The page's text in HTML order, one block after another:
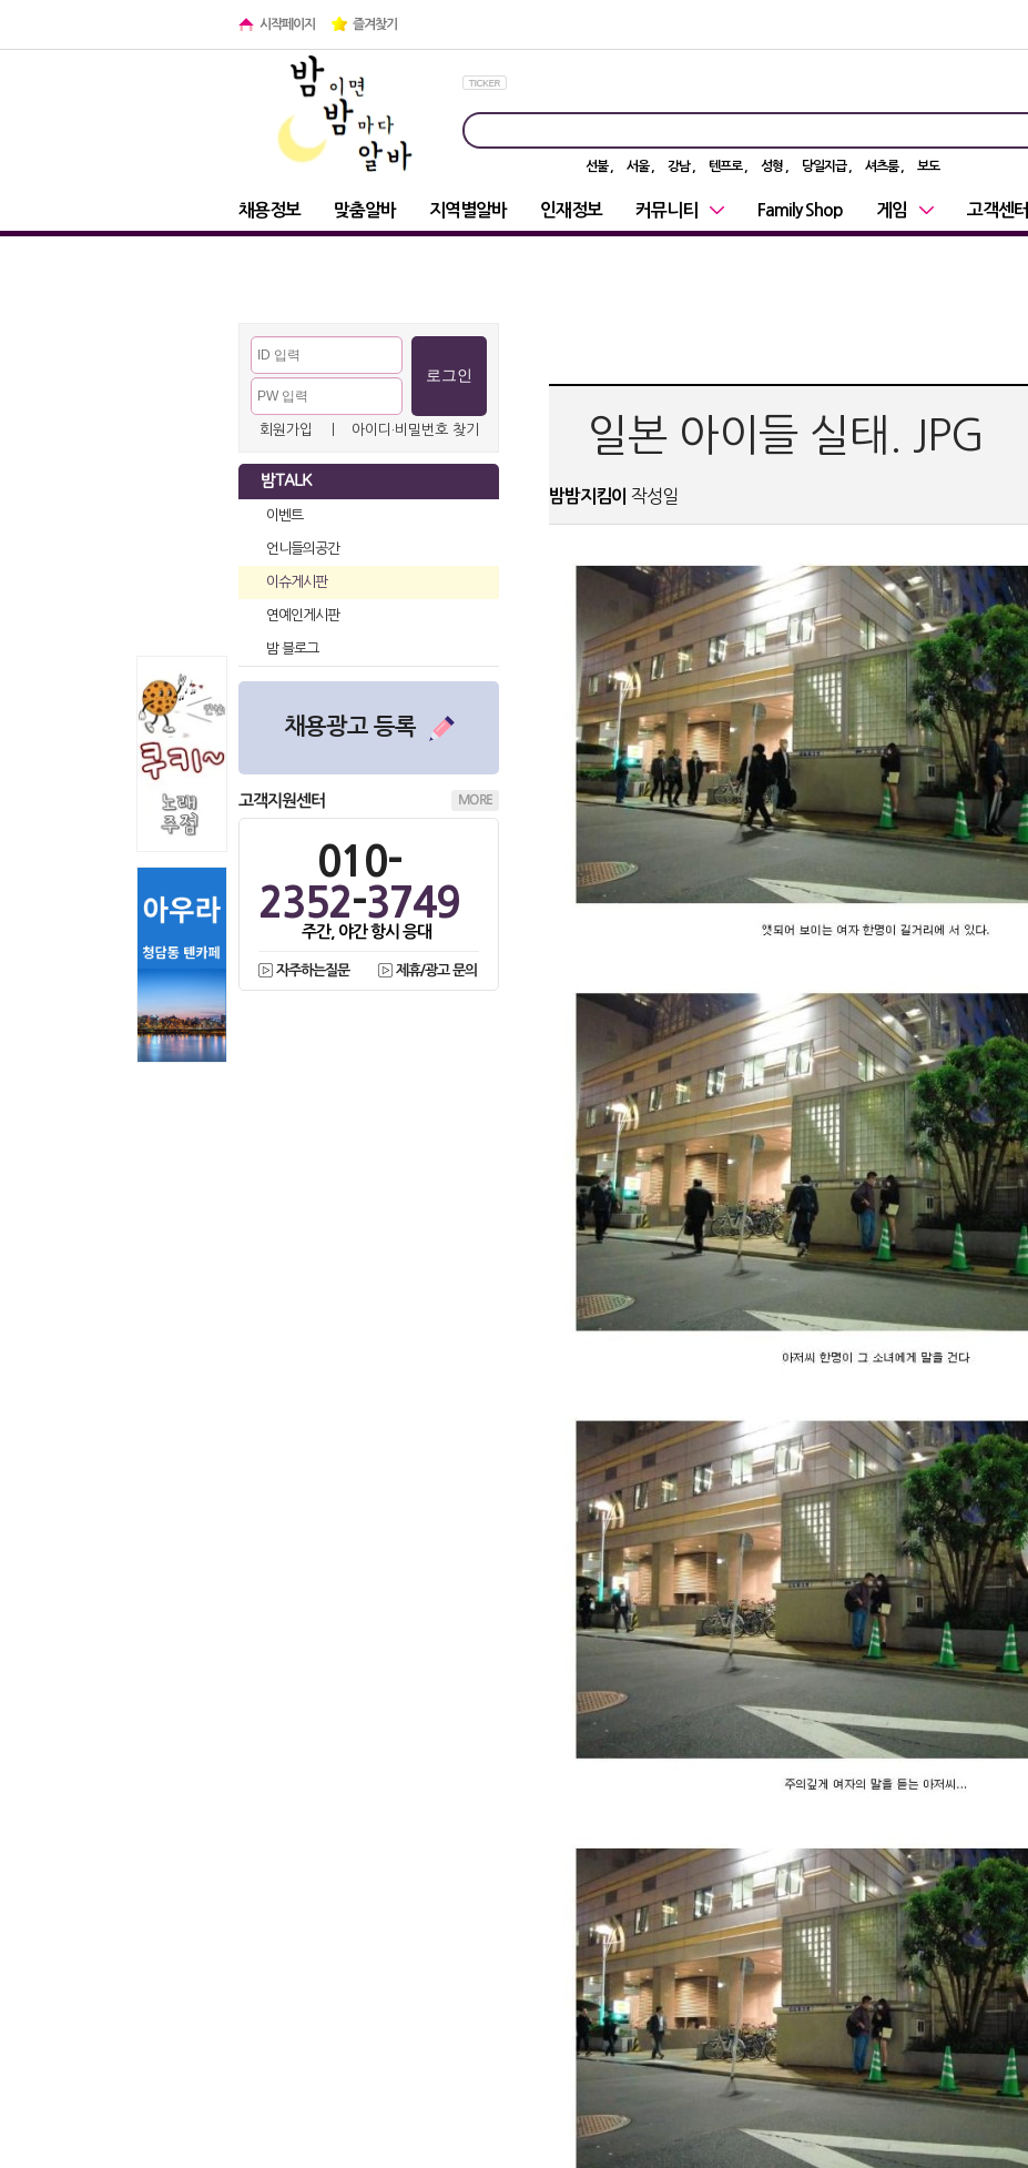
시작페이지 즐겨찾기
선불 서울 강남 텐프로 성형 당일지급 셔츠룸 보도
채용정보 맞춤알바 지역별알바 인재정보 커뮤니티 Family Shop 게임 고객센터
회원가입 아이디·비밀번호 찾기
밤TALK
이벤트
언니들의공간
이슈게시판
연예인게시판
밤 블로그
채용광고 등록
고객지원센터 MORE
010-
2352-3749
주간, 야간 항시 응대
자주하는질문 제휴/광고 문의
일본 아이들 실태. JPG
밤밤지킴이 작성일